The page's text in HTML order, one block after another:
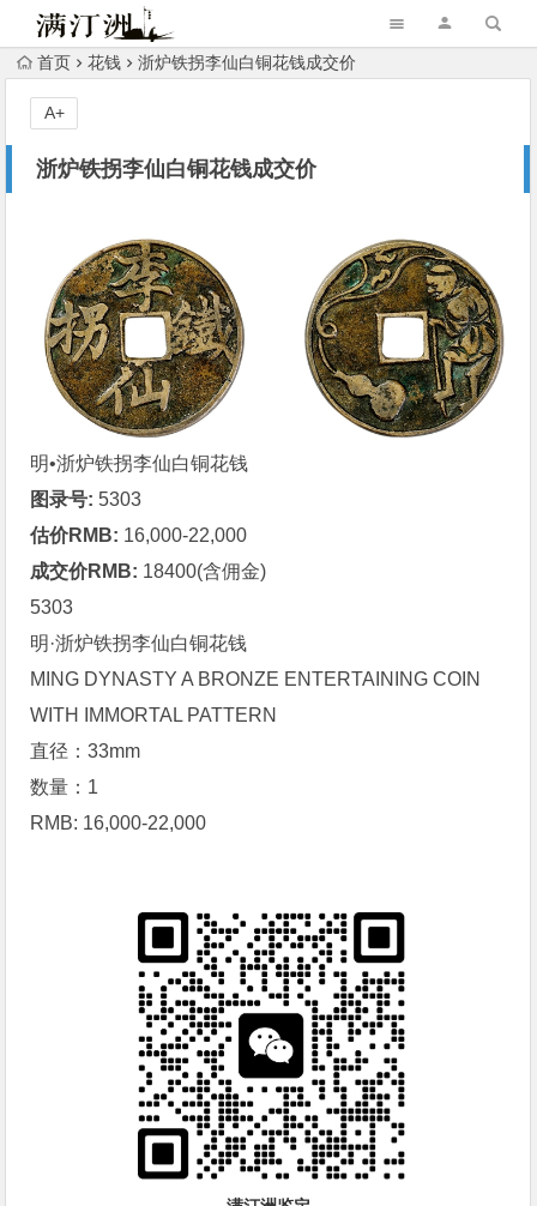
首页 花钱 浙炉铁拐李仙白铜花钱成交价
浙炉铁拐李仙白铜花钱成交价
A+
明•浙炉铁拐李仙白铜花钱
图录号: 5303
估价RMB: 16,000-22,000
成交价RMB: 18400(含佣金)
5303
明·浙炉铁拐李仙白铜花钱
MING DYNASTY A BRONZE ENTERTAINING COIN
WITH IMMORTAL PATTERN
直径：33mm
数量：1
RMB: 16,000-22,000